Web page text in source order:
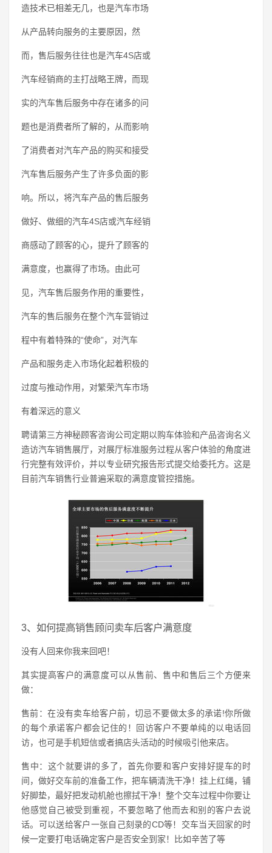
造技术已相差无几，也是汽车市场
从产品转向服务的主要原因，然
而，售后服务往往也是汽车4S店或
汽车经销商的主打战略王牌，而现
实的汽车售后服务中存在诸多的问
题也是消费者所了解的，从而影响
了消费者对汽车产品的购买和接受
汽车售后服务产生了许多负面的影
响。所以，将汽车产品的售后服务
做好、做细的汽车4S店或汽车经销
商感动了顾客的心，提升了顾客的
满意度，也赢得了市场。由此可
见，汽车售后服务作用的重要性，
汽车的售后服务在整个汽车营销过
程中有着特殊的“使命”，对汽车
产品和服务走入市场化起着积极的
过度与推动作用，对繁荣汽车市场
有着深远的意义
聘请第三方神秘顾客咨询公司定期以购车体验和产品咨询名义
造访汽车销售展厅，对展厅标准服务过程从客户体验的角度进
行完整有效评价，并以专业研究报告形式提交给委托方。这是
目前汽车销售行业普遍采取的满意度管控措施。
3、如何提高销售顾问卖车后客户满意度
没有人回来你我来回吧！
其实提高客户的满意度可以从售前、售中和售后三个方便来
做：
售前：在没有卖车给客户前，切忌不要做太多的承诺!你所做
的每个承诺客户都会记住的！回访客户不要单纯的以电话回
访，也可是手机短信或者搞店头活动的时候吸引他来店。
售中：这个就要讲的多了，首先你要和客户安排好提车的时
间，做好交车前的准备工作，把车辆清洗干净！挂上红绳，铺
好脚垫，最好把发动机舱也擦拭干净！整个交车过程中你要让
他感觉自己被受到重视，不要忽略了他而去和别的客户去说
话。可以送给客户一张自己刻录的CD等！交车当天回家的时
候一定要打电话确定客户是否安全到家！比如辛苦了等